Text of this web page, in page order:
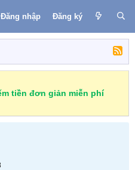
Đăng nhập Đăng ký
tiền đơn giản miễn phí